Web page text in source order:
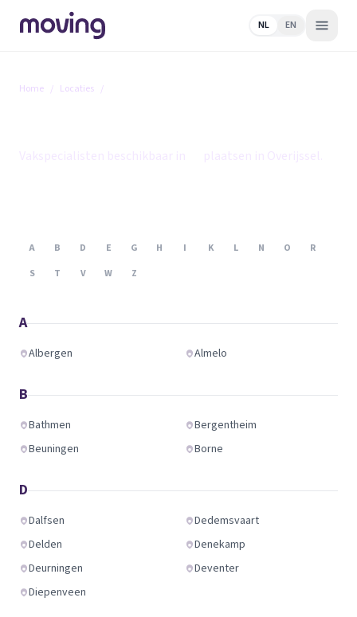
NL EN
Home / Locaties /
A B D E G H I K L N O
R
S
T V W Z
A
Albergen Almelo
B
Bathmen
Bergentheim
Beuningen
Borne
D
Dalfsen
Dedemsvaart
Delden
Denekamp
Deurningen
Deventer
Diepenveen